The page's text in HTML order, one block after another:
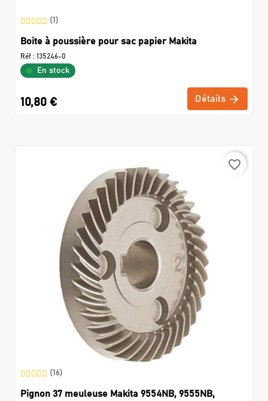
(1)
Boite à poussière pour sac papier Makita
Réf : 135246-0
En stock
10,80 € Détails
favorite_border
(16)
Pignon 37 meuleuse Makita 9554NB, 9555NB,